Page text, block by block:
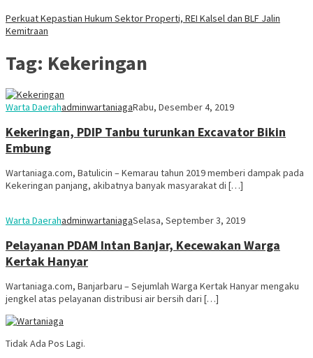
Perkuat Kepastian Hukum Sektor Properti, REI Kalsel dan BLF Jalin
Kemitraan
Tag: Kekeringan
Warta DaerahadminwartaniagaRabu, Desember 4, 2019
Kekeringan, PDIP Tanbu turunkan Excavator Bikin
Embung
Wartaniaga.com, Batulicin – Kemarau tahun 2019 memberi dampak pada
Kekeringan panjang, akibatnya banyak masyarakat di […]
Warta DaerahadminwartaniagaSelasa, September 3, 2019
Pelayanan PDAM Intan Banjar, Kecewakan Warga
Kertak Hanyar
Wartaniaga.com, Banjarbaru – Sejumlah Warga Kertak Hanyar mengaku
jengkel atas pelayanan distribusi air bersih dari […]
Tidak Ada Pos Lagi.